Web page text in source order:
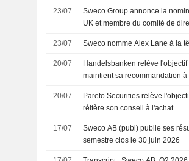
23/07
Sweco Group annonce la
UK et membre du comité de
23/07 Sweco nomme Alex Lane à la
20/07
Handelsbanken relève
maintient sa recommandation à
20/07
Pareto Securities relève
réitère son conseil à l'achat
17/07
Sweco AB (publ) publie ses
semestre clos le 30 juin 2026